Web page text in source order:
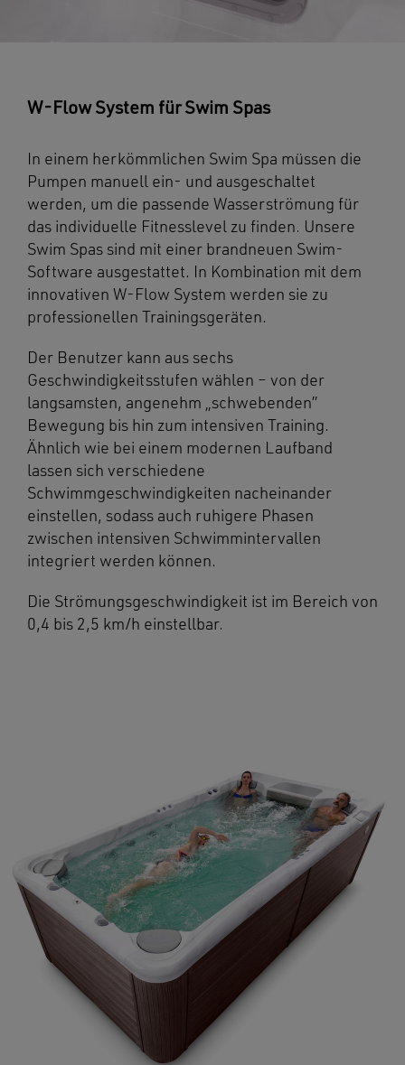
W-Flow System für Swim Spas
In einem herkömmlichen Swim Spa müssen die
Pumpen manuell ein- und ausgeschaltet
werden, um die passende Wasserströmung für
das individuelle Fitnesslevel zu finden. Unsere
Swim Spas sind mit einer brandneuen Swim-
Software ausgestattet. In Kombination mit dem
innovativen W-Flow System werden sie zu
professionellen Trainingsgeräten.
Der Benutzer kann aus sechs
Geschwindigkeitsstufen wählen – von der
langsamsten, angenehm „schwebenden”
Bewegung bis hin zum intensiven Training.
Ähnlich wie bei einem modernen Laufband
lassen sich verschiedene
Schwimmgeschwindigkeiten nacheinander
einstellen, sodass auch ruhigere Phasen
zwischen intensiven Schwimmintervallen
integriert werden können.
Die Strömungsgeschwindigkeit ist im Bereich von
0,4 bis 2,5 km/h einstellbar.